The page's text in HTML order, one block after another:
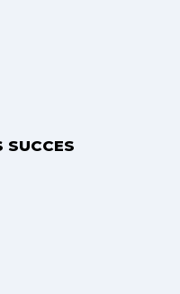
SUCCES